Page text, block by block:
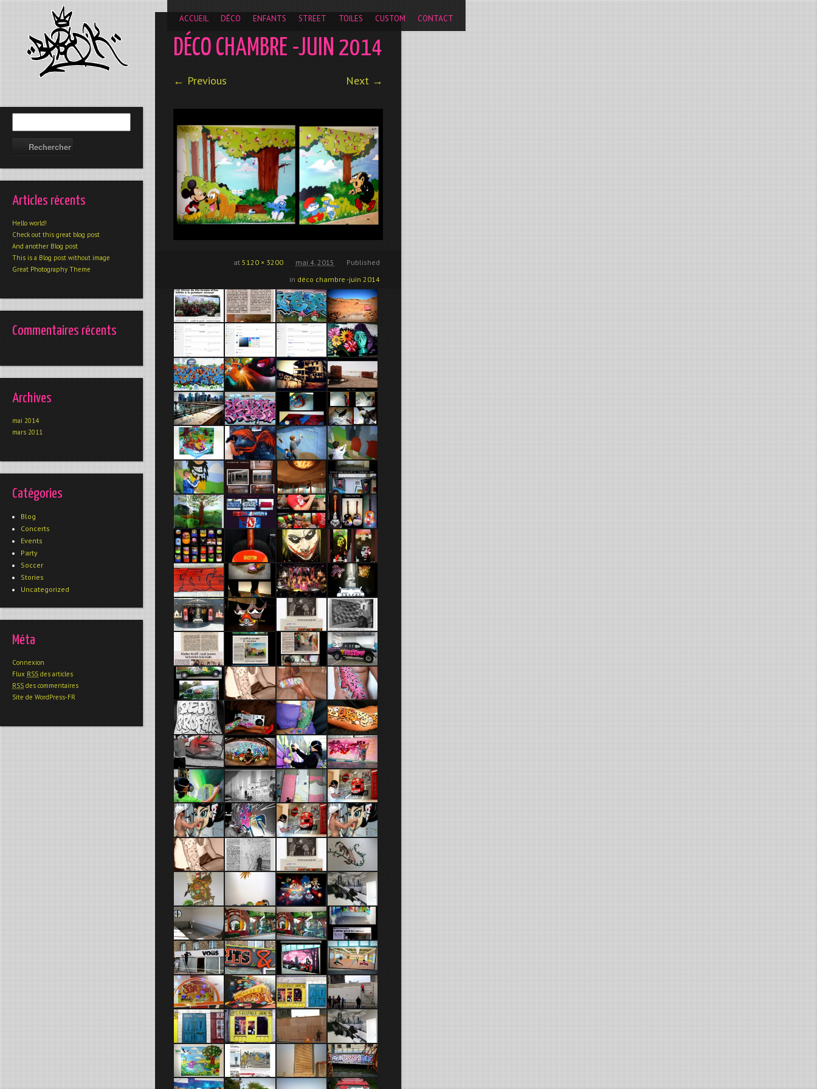
__gaTracker('require', 'displayfeatures'); __gaTracker('send','pageview');
ACCUEIL DÉCO ENFANTS STREET TOILES CUSTOM CONTACT
DÉCO CHAMBRE -JUIN 2014
← Previous Next →
Published
mai 4, 2015
at 5120 × 3200
in déco chambre -juin 2014
Articles récents
Hello world!
Check out this great blog post
And another Blog post
This is a Blog post without image
Great Photography Theme
Commentaires récents
Archives
mai 2014
mars 2011
Catégories
Blog
Concerts
Events
Party
Soccer
Stories
Uncategorized
Méta
Connexion
Flux RSS des articles
RSS des commentaires
Site de WordPress-FR